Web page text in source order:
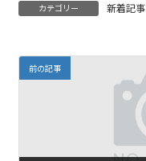
カテゴリー 新着記事
前の記事